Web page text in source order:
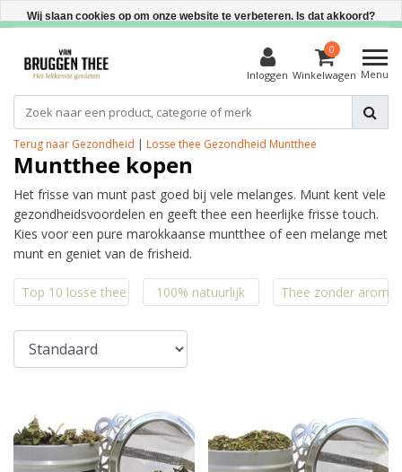
Direct uit voorraad leverbaar
Inloggen
0
Winkelwagen Menu
Terug naar Gezondheid | Losse thee Gezondheid Muntthee
Muntthee kopen
Het frisse van munt past goed bij vele melanges. Munt kent vele
gezondheidsvoordelen en geeft thee een heerlijke frisse touch.
Kies voor een pure marokkaanse muntthee of een melange met
munt en geniet van de frisheid.
Top 10 losse thee 100% natuurlijk Thee zonder
Wij slaan cookies op om onze website te verbeteren. Is dat akkoord?
Meer over cookies »